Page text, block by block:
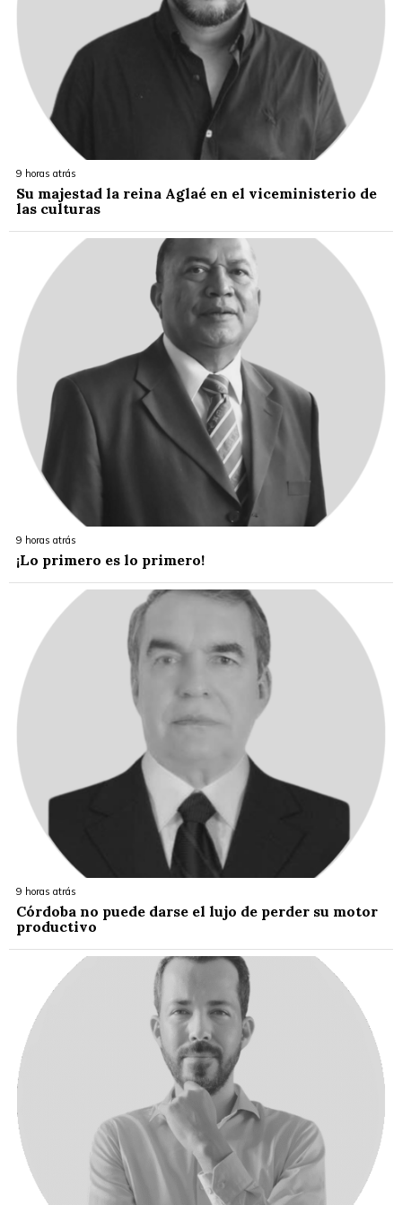
9 horas atrás
Su majestad la reina Aglaé en el viceministerio de
las culturas
9 horas atrás
¡Lo primero es lo primero!
9 horas atrás
Córdoba no puede darse el lujo de perder su motor
productivo